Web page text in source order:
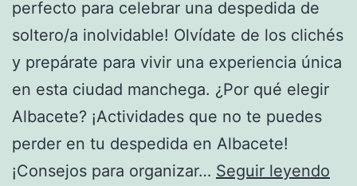
Muebles)
perfecto para celebrar una despedida de
soltero/a inolvidable! Olvídate de los clichés
y prepárate para vivir una experiencia única
en esta ciudad manchega. ¿Por qué elegir
Albacete? ¡Actividades que no te puedes
perder en tu despedida en Albacete!
¡Consejos para organizar… Seguir leyendo